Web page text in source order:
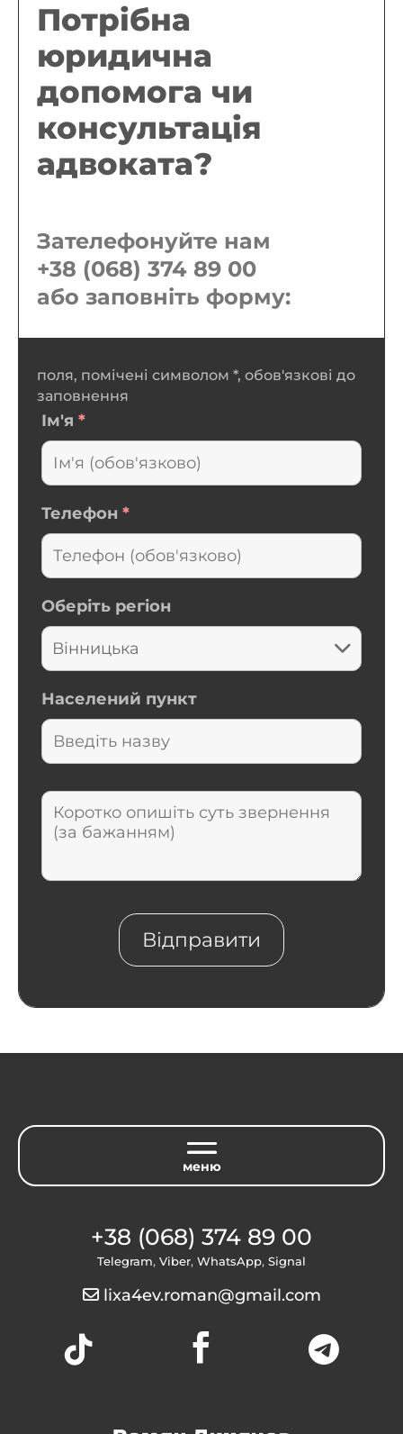
Потрібна
юридична
допомога чи
консультація
адвоката?
Зателефонуйте нам
+38 (068) 374 89 00
або заповніть форму:
поля, помічені символом *, обов'язкові до
заповнення
Ім'я *
Телефон *
Оберіть регіон
Населений пункт
+38 (068) 374 89 00
Telegram, Viber, WhatsApp, Signal
lixa4ev.roman@gmail.com
  